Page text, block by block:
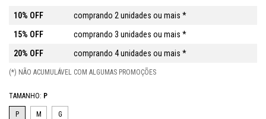
10% OFF
comprando 2 unidades ou mais *
15% OFF
comprando 3 unidades ou mais *
20% OFF
comprando 4 unidades ou mais *
(*) NÃO ACUMULÁVEL COM ALGUMAS PROMOÇÕES
TAMANHO: P
P M G